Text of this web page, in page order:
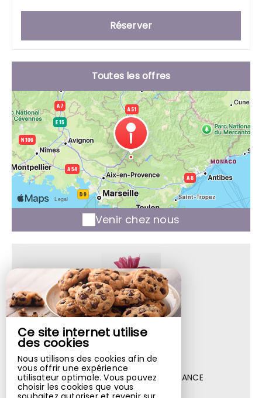
Ce site internet utilise
des cookies
Nous utilisons des cookies afin de
vous offrir une expérience
utilisateur optimale. Vous pouvez
choisir les cookies que vous
Réserver
Toutes les offres
Venir chez nous
Avenue Des Thermes,
Résidence Lou San Peyre,
Bâtiment B, 1er Étage,
04800 GREOUX LES BAINS - FRANCE